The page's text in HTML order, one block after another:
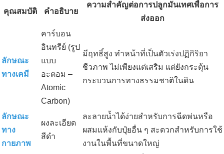
คุณสมบัติ คำอธิบาย
ความสำคัญต่อการปลูกมันเทศเพื่อการ
ส่งออก
ลักษณะ
ทางเคมี
คาร์บอน
อินทรีย์ (รูป
แบบ
อะตอม –
Atomic
Carbon)
มีฤทธิ์สูง ทำหน้าที่เป็นตัวเร่งปฏิกิริยา
ชีวภาพ ไม่เพียงแต่เสริม แต่ยังกระตุ้น
กระบวนการทางธรรมชาติในดิน
ลักษณะ
ทาง
กายภาพ
ผงละเอียด
สีดำ
ละลายน้ำได้ง่ายสำหรับการฉีดพ่นหรือ
ผสมแห้งกับปุ๋ยอื่น ๆ สะดวกสำหรับการใช้
งานในพื้นที่ขนาดใหญ่